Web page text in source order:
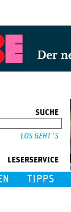
SUCHE
LESERSERVICE
TIPPS